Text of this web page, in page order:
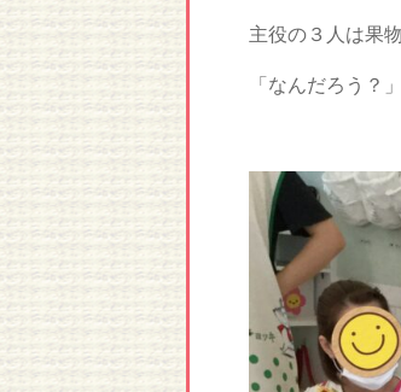
主役の３人は果
「なんだろう？